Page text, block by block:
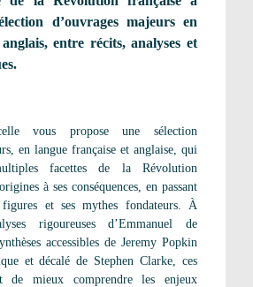
d’ouvrages majeurs en
entre récits, analyses et
vous propose une sélection
en langue française et anglaise, qui
facettes de la Révolution
à ses conséquences, en passant
figures et ses mythes fondateurs. À
rigoureuses d’Emmanuel de
accessibles de Jeremy Popkin
et décalé de Stephen Clarke, ces
de mieux comprendre les enjeux